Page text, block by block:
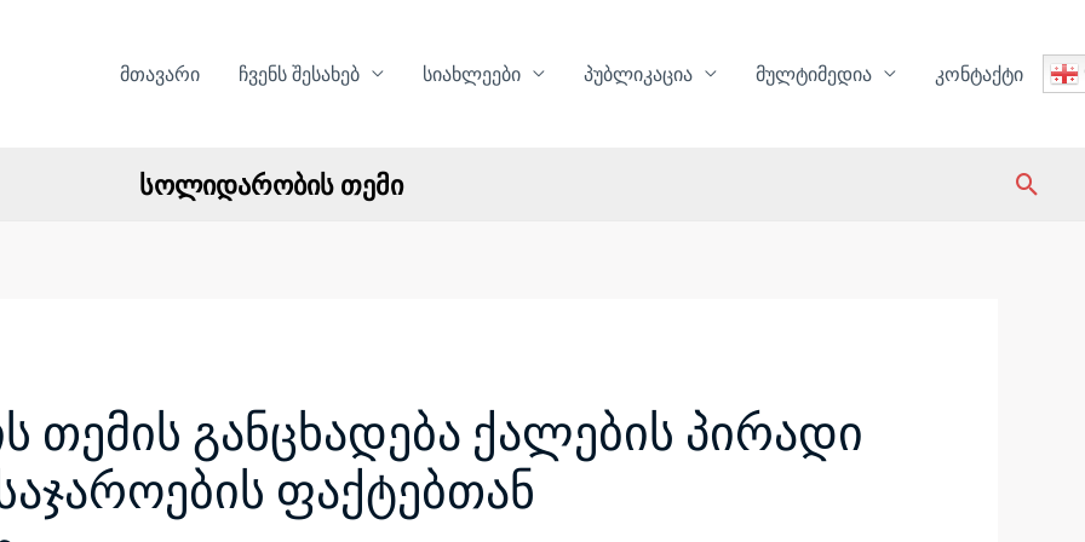
მთავარი ჩვენს შესახებ სიახლეები პუბლიკაცია მულტიმედია კონტაქტი
სოლიდარობის თემი
განცხადება ქალების პირადი
ფაქტებთან